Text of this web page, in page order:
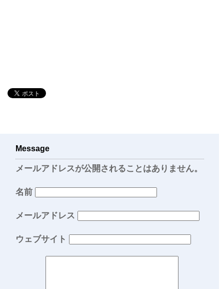
Message
メールアドレスが公開されることはありません。
名前
メールアドレス
ウェブサイト